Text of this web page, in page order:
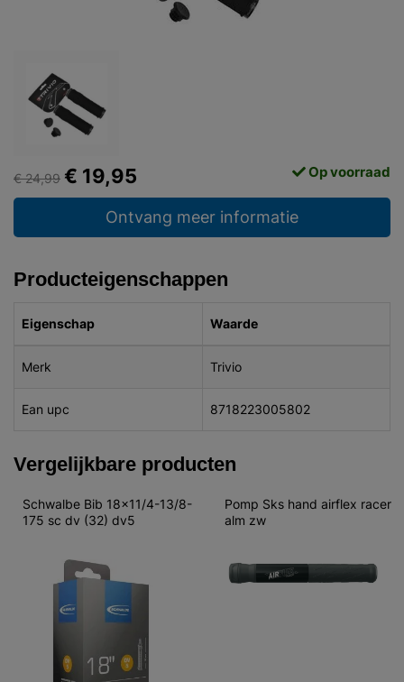
€ 24,99 € 19,95 Op voorraad
Ontvang meer informatie
Producteigenschappen
Eigenschap Waarde
Merk Trivio
Ean upc 8718223005802
Vergelijkbare producten
Schwalbe Bib 18x11/4-13/8-
175 sc dv (32) dv5
Pomp Sks hand airflex racer
alm zw